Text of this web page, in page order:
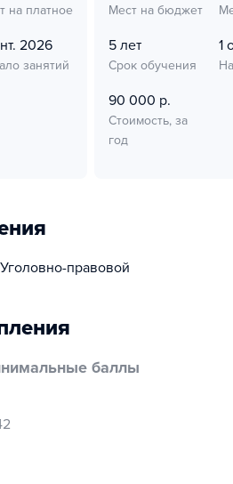
на платное
2026
занятий
Мест на бюджет
5 лет
Срок обучения
1
90 000 р.
Стоимость, за
год
правовой
баллы